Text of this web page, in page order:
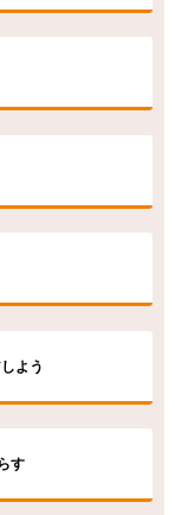
よう
す